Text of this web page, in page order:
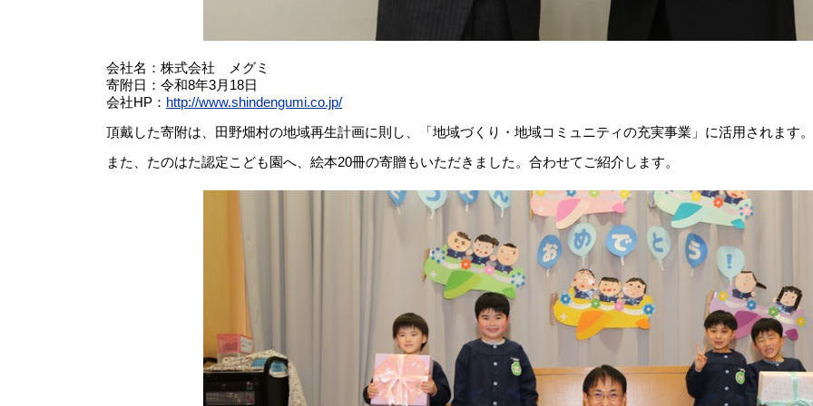
会社名：株式会社 メグミ
寄附日：令和8年3月18日
会社HP： http://www.shindengumi.co.jp/
頂戴した寄附は、田野畑村の地域再生計画に則し、「地域づくり・地域コミュニティの充実事業」に活用されます。
また、たのはた認定こども園へ、絵本20冊の寄贈もいただきました。合わせてご紹介します。